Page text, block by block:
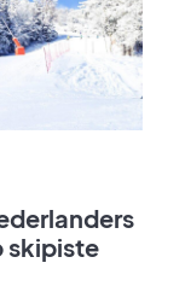
skipiste